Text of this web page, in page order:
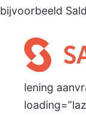
bijvoorbeeld
lening